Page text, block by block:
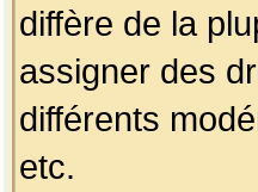
diffère de la
assigner des
différents
etc.